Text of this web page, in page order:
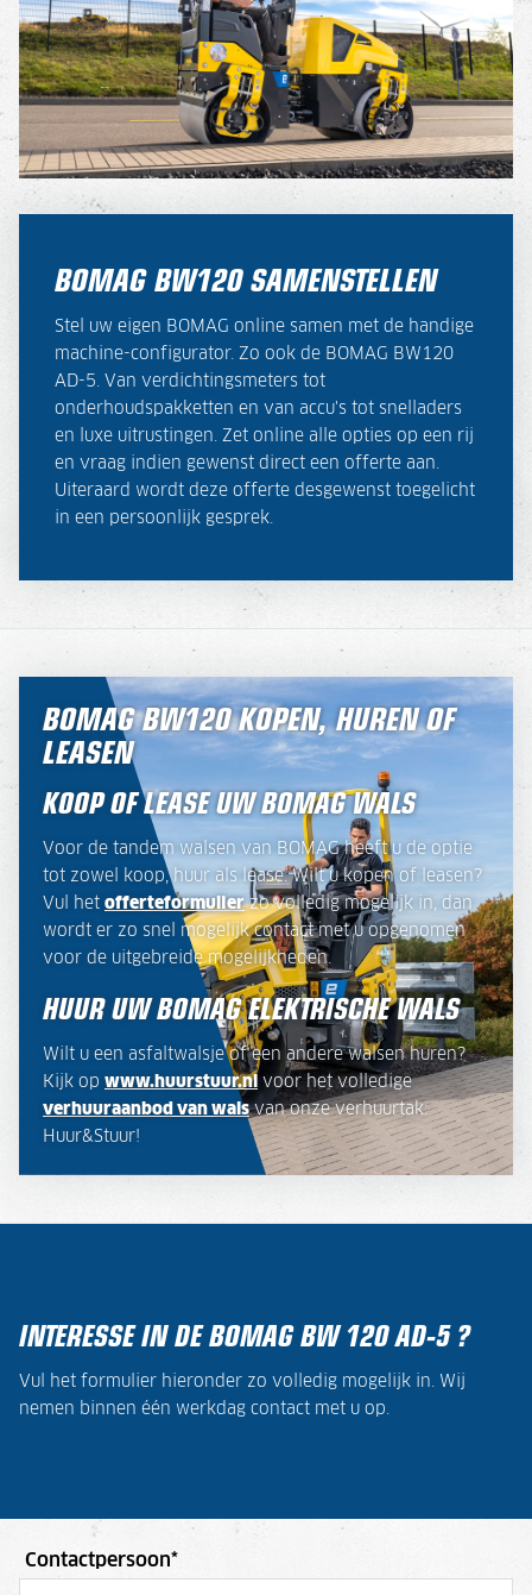
BOMAG BW120 SAMENSTELLEN
Stel uw eigen BOMAG online samen met de handige
machine-configurator. Zo ook de BOMAG BW120
AD-5. Van verdichtingsmeters tot
onderhoudspakketten en van accu's tot snelladers
en luxe uitrustingen. Zet online alle opties op een rij
en vraag indien gewenst direct een offerte aan.
Uiteraard wordt deze offerte desgewenst toegelicht
in een persoonlijk gesprek.
BOMAG BW120 KOPEN, HUREN OF
LEASEN
KOOP OF LEASE UW BOMAG WALS
Voor de tandem walsen van BOMAG heeft u de optie
tot zowel koop, huur als lease. Wilt u kopen of leasen?
Vul het offerteformulierzo volledig mogelijk in, dan
wordt er zo snel mogelijk contact met u opgenomen
voor de uitgebreide mogelijkheden.
HUUR UW BOMAG ELEKTRISCHE WALS
Wilt u een asfaltwalsje of een andere walsen huren?
Kijk op www.huurstuur.nl voor het volledige
verhuuraanbod van walsvan onze verhuurtak:
Huur&Stuur!
INTERESSE IN DE BOMAG BW 120 AD-5 ?
Vul het formulier hieronder zo volledig mogelijk in. Wij
nemen binnen één werkdag contact met u op.
Contactpersoon*